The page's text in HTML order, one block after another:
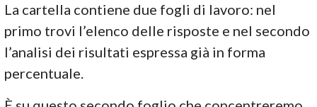
La cartella contiene due fogli di lavoro: nel
primo trovi l’elenco delle risposte e nel secondo
l’analisi dei risultati espressa già in forma
percentuale.